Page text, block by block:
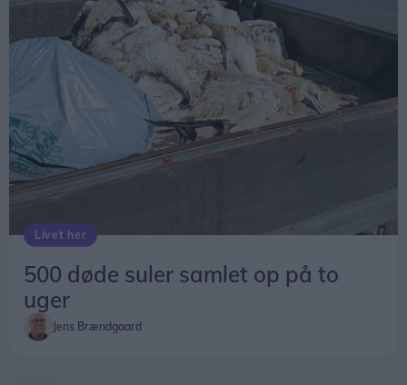
Livet her
500 døde suler samlet op på to
uger
Jens Brændgaard